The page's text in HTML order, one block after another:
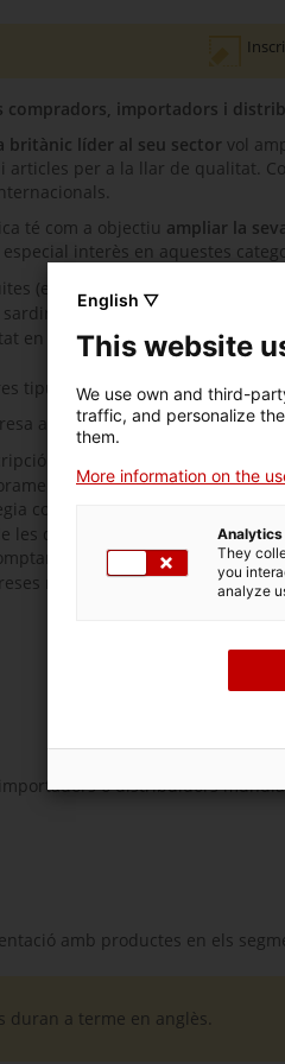
compradors, importadors i
britànic líder al seu sector vol
per a la llar de qualitat.
té com a objectiu ampliar la
interès en aquestes
(espàrrecs, mongetes,
anxoves, musclos...).
en diversos tipus d’envàs
tipus mousse de xocolata).
al grup britànic,t’hi posem
i sol·licita una entrevista
de l’equip de les oficines
comercial.
les que ha interessat al buyer,
amb el suport d’un
rebran l’assessorament
o distribuïdors
amb productes en els
duran a terme en anglès.
English ▽
This website
We use own and third-
traffic, and personalize
them.
More information on the
Analytics
They
you
analyze